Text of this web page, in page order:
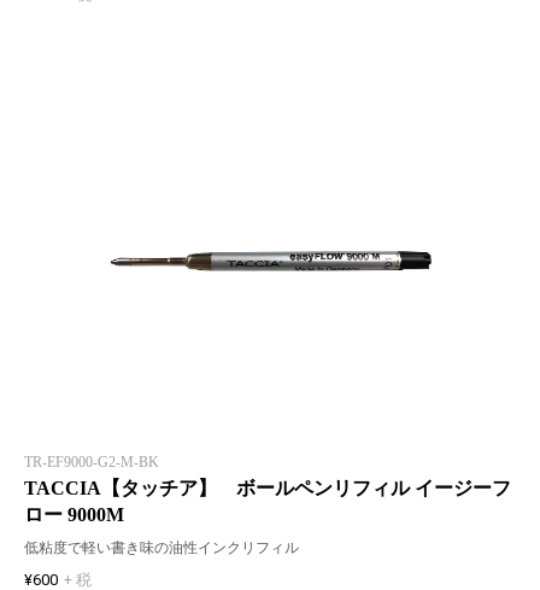
TR-EF9000-G2-M-BK
TACCIA【タッチア】 ボールペンリフィル イージーフ
ロー 9000M
低粘度で軽い書き味の油性インクリフィル
¥600 + 税